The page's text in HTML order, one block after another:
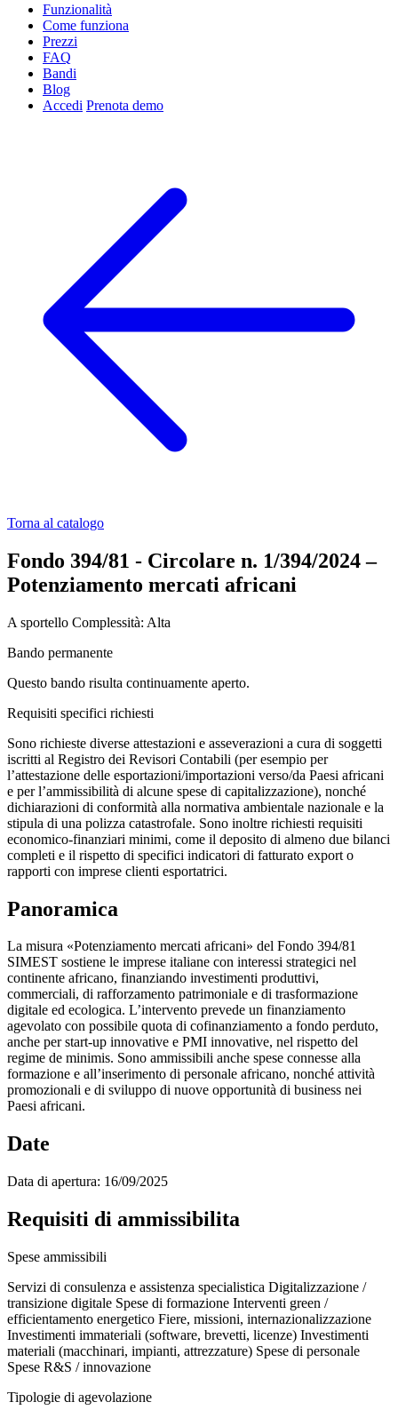
Funzionalità
Come funziona
Prezzi
FAQ
Bandi
Blog
Accedi Prenota demo
Torna al catalogo
Fondo 394/81 - Circolare n. 1/394/2024 –
Potenziamento mercati africani
A sportello Complessità: Alta
Bando permanente
Questo bando risulta continuamente aperto.
Requisiti specifici richiesti
Sono richieste diverse attestazioni e asseverazioni a cura di soggetti
iscritti al Registro dei Revisori Contabili (per esempio per
l’attestazione delle esportazioni/importazioni verso/da Paesi africani
e per l’ammissibilità di alcune spese di capitalizzazione), nonché
dichiarazioni di conformità alla normativa ambientale nazionale e la
stipula di una polizza catastrofale. Sono inoltre richiesti requisiti
economico-finanziari minimi, come il deposito di almeno due bilanci
completi e il rispetto di specifici indicatori di fatturato export o
rapporti con imprese clienti esportatrici.
Panoramica
La misura «Potenziamento mercati africani» del Fondo 394/81
SIMEST sostiene le imprese italiane con interessi strategici nel
continente africano, finanziando investimenti produttivi,
commerciali, di rafforzamento patrimoniale e di trasformazione
digitale ed ecologica. L’intervento prevede un finanziamento
agevolato con possibile quota di cofinanziamento a fondo perduto,
anche per start-up innovative e PMI innovative, nel rispetto del
regime de minimis. Sono ammissibili anche spese connesse alla
formazione e all’inserimento di personale africano, nonché attività
promozionali e di sviluppo di nuove opportunità di business nei
Paesi africani.
Date
Data di apertura: 16/09/2025
Requisiti di ammissibilita
Spese ammissibili
Servizi di consulenza e assistenza specialistica Digitalizzazione /
transizione digitale Spese di formazione Interventi green /
efficientamento energetico Fiere, missioni, internazionalizzazione
Investimenti immateriali (software, brevetti, licenze) Investimenti
materiali (macchinari, impianti, attrezzature) Spese di personale
Spese R&S / innovazione
Tipologie di agevolazione